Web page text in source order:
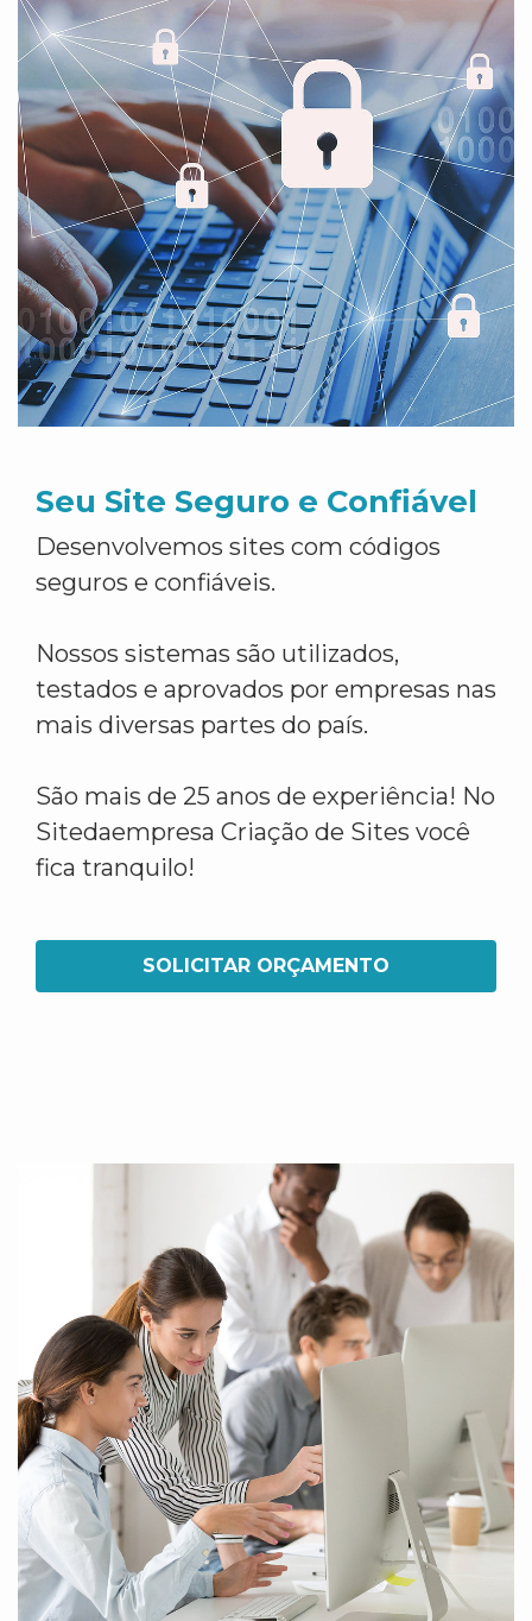
Seu Site Seguro e Confiável
Desenvolvemos sites com códigos
seguros e confiáveis.
Nossos sistemas são utilizados,
testados e aprovados por empresas nas
mais diversas partes do país.
São mais de 25 anos de experiência! No
Sitedaempresa Criação de Sites você
fica tranquilo!
SOLICITAR ORÇAMENTO